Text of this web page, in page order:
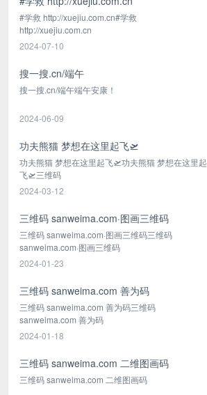
#学救 http://xuejiu.com.cn#学救
http://xuejiu.com.cn
2024-07-10
搜一搜.cn/端午
搜一搜.cn/端午端午安康！
2024-06-09
​功夫熊猫 梦想在这里起飞🛫️
功夫熊猫 梦想在这里起飞🛫️功夫熊猫 梦想在这里起
飞🛫️三维码
2024-03-12
三维码 sanweima.com·图画三维码
三维码 sanweima.com·图画三维码三维码
sanweima.com·图画三维码
2024-01-23
三维码 sanweima.com 善为码
三维码 sanweima.com 善为码三维码
sanweima.com 善为码
2024-01-18
三维码 sanweima.com 二维图画码
三维码 sanweima.com 二维图画码